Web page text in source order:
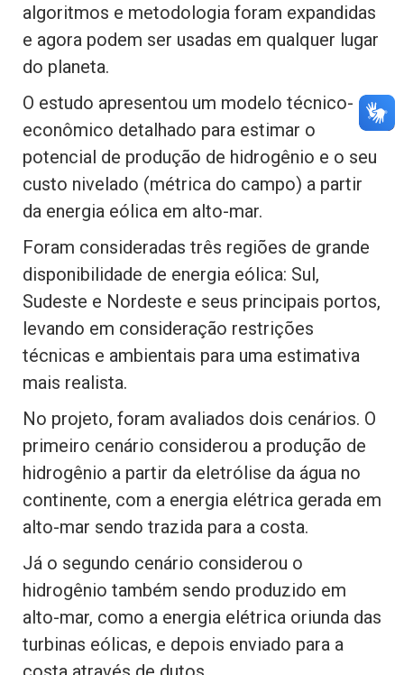
algoritmos e metodologia foram expandidas
e agora podem ser usadas em qualquer lugar
do planeta.
O estudo apresentou um modelo técnico-
econômico detalhado para estimar o
potencial de produção de hidrogênio e o seu
custo nivelado (métrica do campo) a partir
da energia eólica em alto-mar.
Foram consideradas três regiões de grande
disponibilidade de energia eólica: Sul,
Sudeste e Nordeste e seus principais portos,
levando em consideração restrições
técnicas e ambientais para uma estimativa
mais realista.
No projeto, foram avaliados dois cenários. O
primeiro cenário considerou a produção de
hidrogênio a partir da eletrólise da água no
continente, com a energia elétrica gerada em
alto-mar sendo trazida para a costa.
Já o segundo cenário considerou o
hidrogênio também sendo produzido em
alto-mar, como a energia elétrica oriunda das
turbinas eólicas, e depois enviado para a